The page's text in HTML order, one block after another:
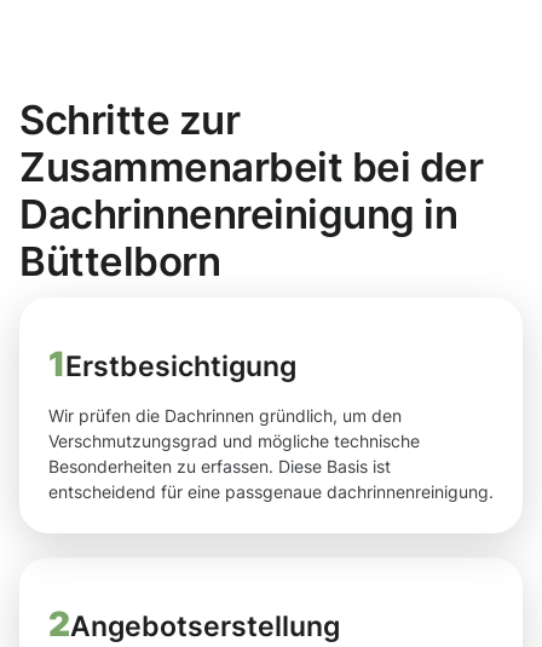
Schritte zur
Zusammenarbeit bei der
Dachrinnenreinigung in
Büttelborn
1Erstbesichtigung
Wir prüfen die Dachrinnen gründlich, um den
Verschmutzungsgrad und mögliche technische
Besonderheiten zu erfassen. Diese Basis ist
entscheidend für eine passgenaue dachrinnenreinigung.
2Angebotserstellung